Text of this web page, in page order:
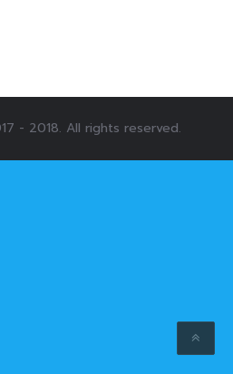
- 2018. All rights reserved.